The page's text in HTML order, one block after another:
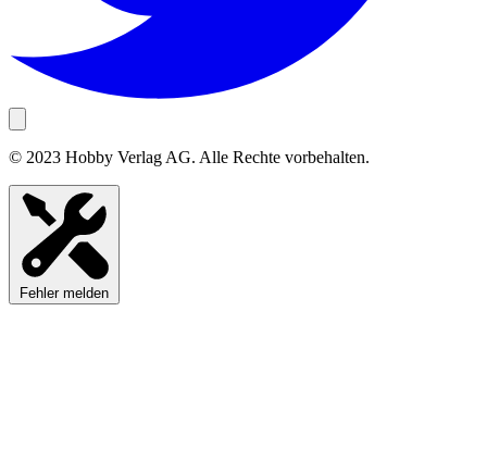
© 2023 Hobby Verlag AG. Alle Rechte vorbehalten.
Fehler melden